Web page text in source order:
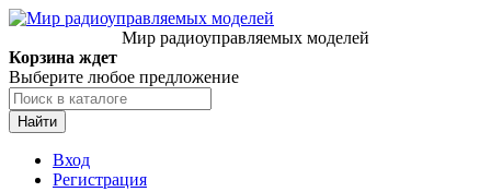
Мир радиоуправляемых моделей
Корзина ждет
Выберите любое предложение
Найти
Вход
Регистрация